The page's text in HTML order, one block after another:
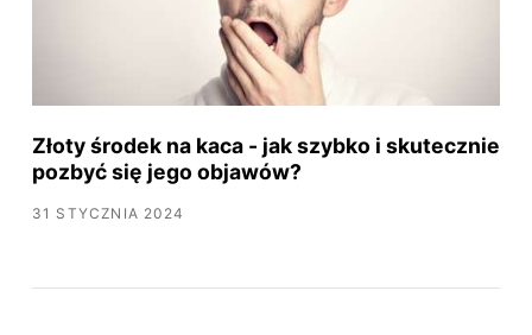
Złoty środek na kaca - jak szybko i skutecznie
pozbyć się jego objawów?
31 STYCZNIA 2024